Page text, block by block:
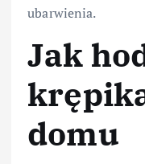
ubarwienia.
Jak
domu